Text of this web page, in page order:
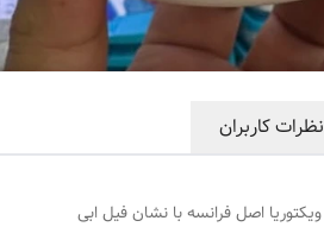
نظرات کاربران